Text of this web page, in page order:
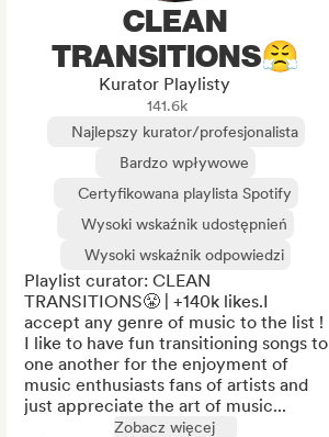
CLEAN
TRANSITIONS😤
Kurator Playlisty
141.6k
Najlepszy kurator/profesjonalista
Bardzo wpływowe
Certyfikowana playlista Spotify
Wysoki wskaźnik udostępnień
Wysoki wskaźnik odpowiedzi
Playlist curator: CLEAN
TRANSITIONS😤 | +140k likes.I
accept any genre of music to the list !
I like to have fun transitioning songs to
one another for the enjoyment of
music enthusiasts fans of artists and
just appreciate the art of music...
Zobacz więcej